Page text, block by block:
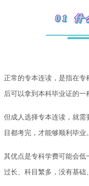
01 什
正常的专本连读，是指在
后可以拿到本科毕业证的一
但成人选择专本连读，就
目都考完，才能够顺利毕业。
其优点是专科学费可能会低
过长、科目繁多，没有基础